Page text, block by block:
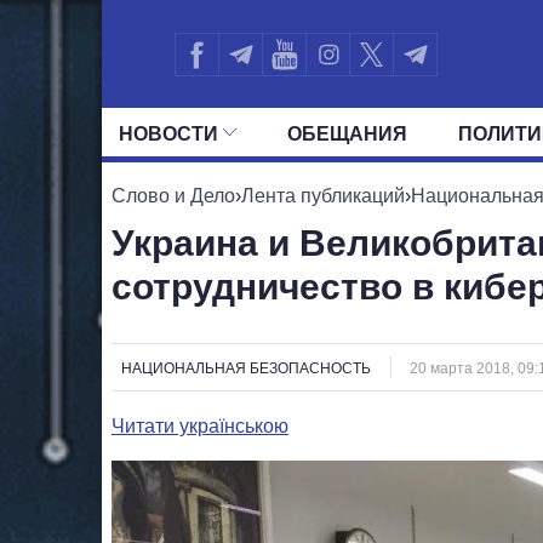
НОВОСТИ ОБЕЩАНИЯ
ВСЕ ПОЛИТИКИ ПРЕЗИДЕНТ И
Слово и Дело›Лента публикаций›
Украина и
сотрудничество в
НАЦИОНАЛЬНАЯ БЕЗОПАСНОСТЬ 20 марта 2018,
Читати українською